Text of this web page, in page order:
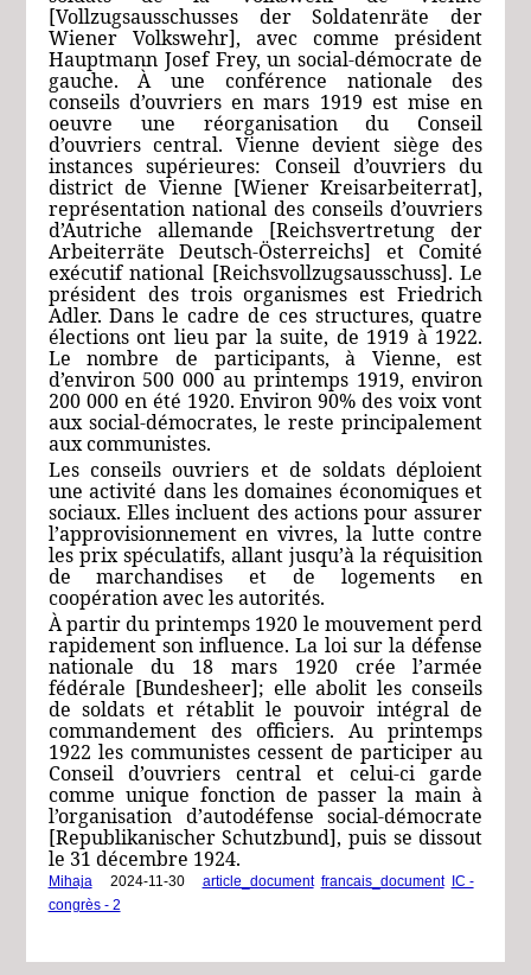
[Vollzugsausschusses der Soldatenräte der
Wiener Volkswehr], avec comme président
Hauptmann Josef Frey, un social-démocrate de
gauche. À une conférence nationale des
conseils d’ouvriers en mars 1919 est mise en
oeuvre une réorganisation du Conseil
d’ouvriers central. Vienne devient siège des
instances supérieures: Conseil d’ouvriers du
district de Vienne [Wiener Kreisarbeiterrat],
représentation national des conseils d’ouvriers
d’Autriche allemande [Reichsvertretung der
Arbeiterräte Deutsch-Österreichs] et Comité
exécutif national [Reichsvollzugsausschuss]. Le
président des trois organismes est Friedrich
Adler. Dans le cadre de ces structures, quatre
élections ont lieu par la suite, de 1919 à 1922.
Le nombre de participants, à Vienne, est
d’environ 500 000 au printemps 1919, environ
200 000 en été 1920. Environ 90% des voix vont
aux social-démocrates, le reste principalement
aux communistes.
Les conseils ouvriers et de soldats déploient
une activité dans les domaines économiques et
sociaux. Elles incluent des actions pour assurer
l’approvisionnement en vivres, la lutte contre
les prix spéculatifs, allant jusqu’à la réquisition
de marchandises et de logements en
coopération avec les autorités.
À partir du printemps 1920 le mouvement perd
rapidement son influence. La loi sur la défense
nationale du 18 mars 1920 crée l’armée
fédérale [Bundesheer]; elle abolit les conseils
de soldats et rétablit le pouvoir intégral de
commandement des officiers. Au printemps
1922 les communistes cessent de participer au
Conseil d’ouvriers central et celui-ci garde
comme unique fonction de passer la main à
l’organisation d’autodéfense social-démocrate
[Republikanischer Schutzbund], puis se dissout
le 31 décembre 1924.
Mihaja 2024-11-30 article_document, francais_document,
IC -
congrès - 2